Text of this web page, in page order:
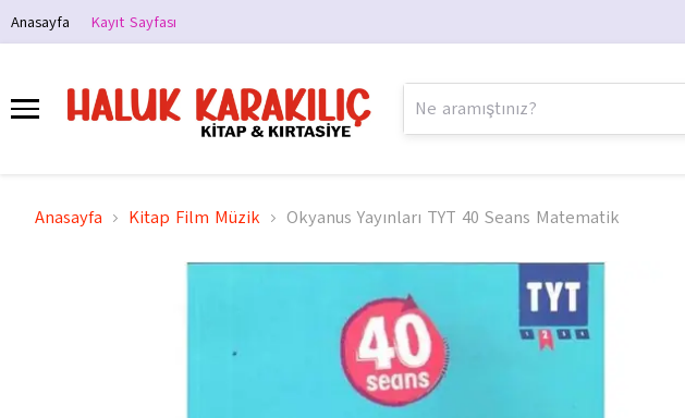
Anasayfa Kayıt Sayfası
Anasayfa Kitap Film Müzik Okyanus Yayınları TYT 40 Seans Matematik